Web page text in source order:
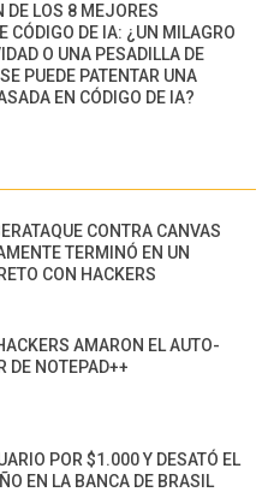
DE LOS 8 MEJORES
CÓDIGO DE IA: ¿UN MILAGRO
O UNA PESADILLA DE
PUEDE PATENTAR UNA
EN CÓDIGO DE IA?
CONTRA CANVAS
TERMINÓ EN UN
CON HACKERS
AMARON EL AUTO-
DE NOTEPAD++
POR $1.000 Y DESATÓ EL
EN LA BANCA DE BRASIL